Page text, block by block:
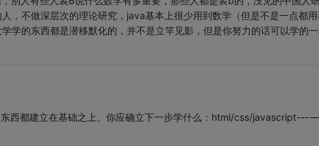
，不做深层次的理论研究，java基本上很少用到数学（但是不是一点都
学的东西都是潜移默化的，并不是立竿见影，但是你努力的话可以学的
东西都建立在基础之上。你应确立下一步学什么：html/css/